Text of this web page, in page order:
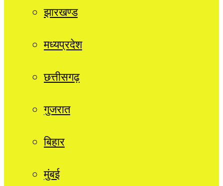
झारखण्ड
मध्यप्रदेश
छत्तीसगढ़
गुजरात
बिहार
मुंबई